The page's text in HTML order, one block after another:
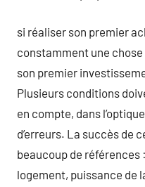
si réaliser son premier
constamment une
son premier
Plusieurs conditions
en compte, dans
d’erreurs. La succès de
beaucoup de
logement, puissance de